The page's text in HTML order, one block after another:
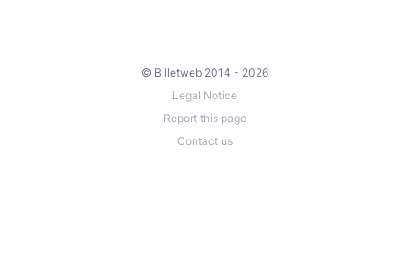
© Billetweb 2014 - 2026
Legal Notice
Report this page
Contact us